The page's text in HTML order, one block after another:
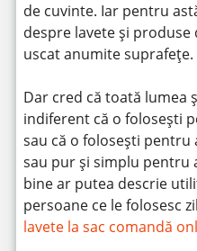
de cuvinte. Iar pentru
despre lavete și
uscat anumite suprafețe.
Dar cred că toată lumea
indiferent că o folosești
sau că o folosești
sau pur și simplu pentru
bine ar putea descrie
persoane ce le folosesc
lavete la sac comandă